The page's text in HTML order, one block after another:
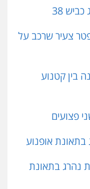
צעיר שרכב על
בין קטנוע
נהג מונית נהרג בתאונת